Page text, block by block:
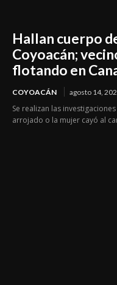
Hallan cuerpo
Coyoacán;
flotando en
COYOACÁN agosto 14,
Se realizan las
arrojado o la mujer cayó al